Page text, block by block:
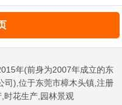
年(前身为2007年成立的东
司),位于东莞市樟木头镇,注册
时花生产,园林景观